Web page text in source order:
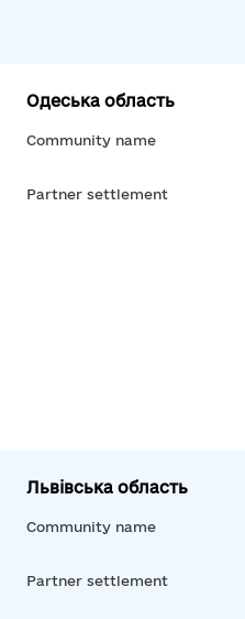
Одеська область
Community name
Partner settlement
Львівська область
Community name
Partner settlement